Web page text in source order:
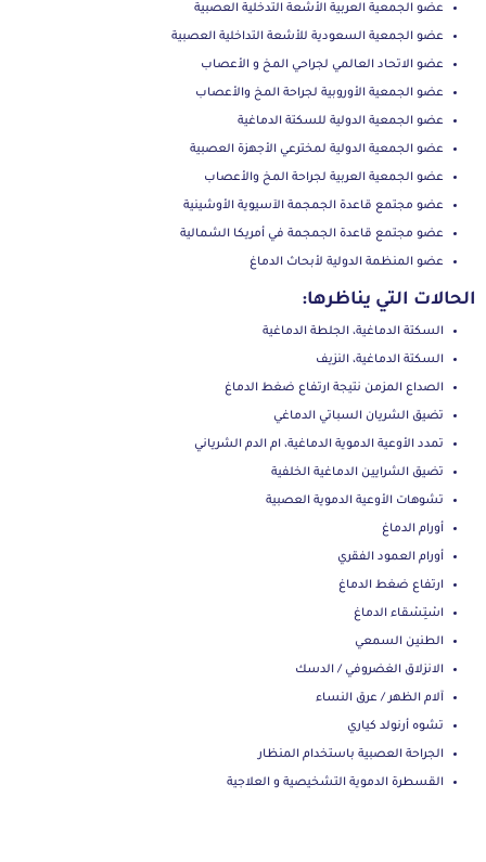
عضو الجمعية العربية الأشعة التدخلية العصبية
عضو الجمعية السعودية للأشعة التداخلية العصبية
عضو الاتحاد العالمي لجراحي المخ و الأعصاب
عضو الجمعية الأوروبية لجراحة المخ والأعصاب
عضو الجمعية الدولية للسكتة الدماغية
عضو الجمعية الدولية لمخترعي الأجهزة العصبية
عضو الجمعية العربية لجراحة المخ والأعصاب
عضو مجتمع قاعدة الجمجمة الآسيوية الأوشينية
عضو مجتمع قاعدة الجمجمة في أمريكا الشمالية
عضو المنظمة الدولية لأبحاث الدماغ
الحالات التي يناظرها:
السكتة الدماغية، الجلطة الدماغية
السكتة الدماغية، النزيف
الصداع المزمن نتيجة ارتفاع ضغط الدماغ
تضيق الشريان السباتي الدماغي
تمدد الأوعية الدموية الدماغية، ام الدم الشرياني
تضيق الشرايين الدماغية الخلفية
تشوهات الأوعية الدموية العصبية
أورام الدماغ
أورام العمود الفقري
ارتفاع ضغط الدماغ
اسْتِسْقاء الدماغ
الطنين السمعي
الانزلاق الغضروفي / الدسك
آلام الظهر / عرق النساء
تشوه أرنولد كياري
الجراحة العصبية باستخدام المنظار
القسطرة الدموية التشخيصية و العلاجية